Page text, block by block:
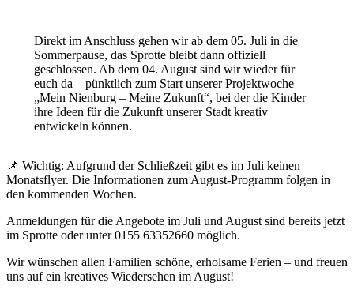
Direkt im Anschluss gehen wir ab dem 05. Juli in die
Sommerpause, das Sprotte bleibt dann offiziell
geschlossen. Ab dem 04. August sind wir wieder für
euch da – pünktlich zum Start unserer Projektwoche
„Mein Nienburg – Meine Zukunft“, bei der die Kinder
ihre Ideen für die Zukunft unserer Stadt kreativ
entwickeln können.
📌 Wichtig: Aufgrund der Schließzeit gibt es im Juli keinen
Monatsflyer. Die Informationen zum August-Programm folgen in
den kommenden Wochen.
Anmeldungen für die Angebote im Juli und August sind bereits jetzt
im Sprotte oder unter 0155 63352660 möglich.
Wir wünschen allen Familien schöne, erholsame Ferien – und freuen
uns auf ein kreatives Wiedersehen im August!